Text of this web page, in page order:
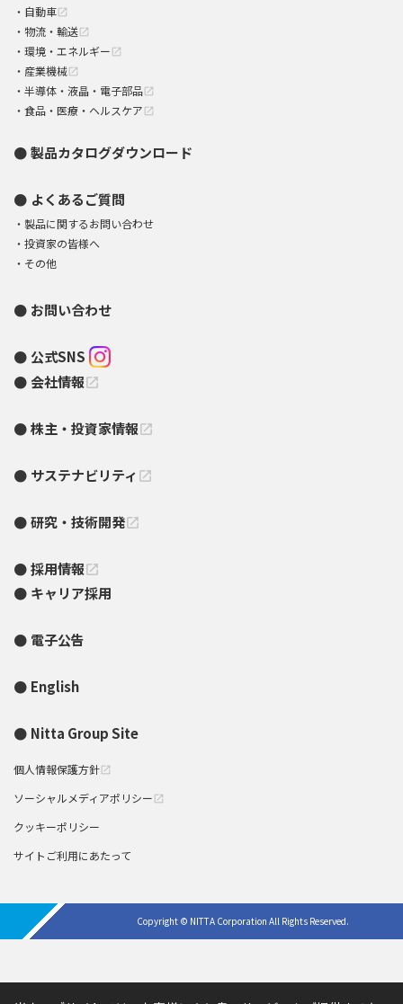
自動車 open_in_new
物流・輸送 open_in_new
環境・エネルギー open_in_new
産業機械 open_in_new
半導体・液晶・電子部品 open_in_new
食品・医療・ヘルスケア open_in_new
製品カタログダウンロード
よくあるご質問
製品に関するお問い合わせ
投資家の皆様へ
その他
お問い合わせ
公式SNS
会社情報open_in_new
株主・投資家情報open_in_new
サステナビリティ open_in_new
研究・技術開発open_in_new
採用情報open_in_new
キャリア採用
電子公告
English
Nitta Group Site
個人情報保護方針 open_in_new
ソーシャルメディアポリシー open_in_new
クッキーポリシー
サイトご利用にあたって
Copyright © NITTA Corporation All Rights Reserved.